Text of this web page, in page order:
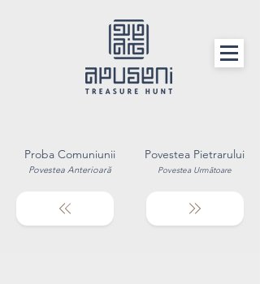
Proba Comuniunii
Povestea Anterioară
Povestea Pietrarului
Povestea Următoare